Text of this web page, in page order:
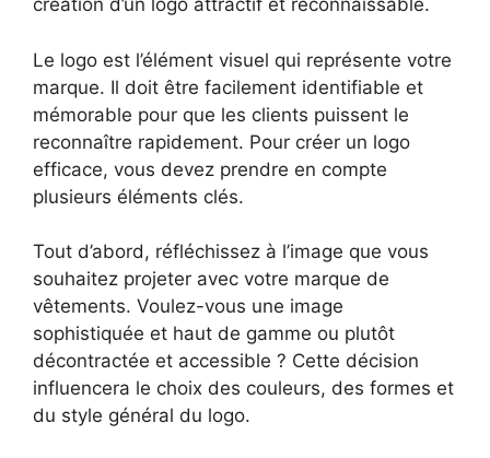
création d’un logo attractif et reconnaissable.
Le logo est l’élément visuel qui représente votre
marque. Il doit être facilement identifiable et
mémorable pour que les clients puissent le
reconnaître rapidement. Pour créer un logo
efficace, vous devez prendre en compte
plusieurs éléments clés.
Tout d’abord, réfléchissez à l’image que vous
souhaitez projeter avec votre marque de
vêtements. Voulez-vous une image
sophistiquée et haut de gamme ou plutôt
décontractée et accessible ? Cette décision
influencera le choix des couleurs, des formes et
du style général du logo.